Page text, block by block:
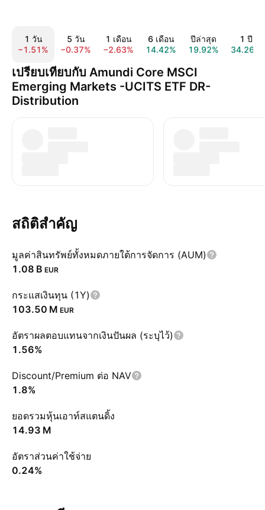
1 วัน
−1.51%
5 วัน
−0.37%
1 เดือน
−2.63%
6 เดือน
14.42%
ปีล่าสุด
19.92%
1 ปี
34.26%
เปรียบเทียบกับ Amundi Core MSCI
Emerging Markets -UCITS ETF DR-
Distribution
สถิติสำคัญ
มูลค่าสินทรัพย์ทั้งหมดภายใต้การจัดการ (AUM)
‪1.08 B‬ EUR
กระแสเงินทุน (1Y)
‪103.50 M‬ EUR
อัตราผลตอบแทนจากเงินปันผล (ระบุไว้)
1.56%
Discount/Premium ต่อ NAV
1.8%
ยอดรวมหุ้นเอาท์สแตนดิ้ง
‪14.93 M‬
อัตราส่วนค่าใช้จ่าย
0.24%